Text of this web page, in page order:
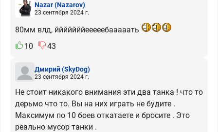
Nazar(Nazarov)
23 сентября 2024 г.
80мм влд, йййййййееееебааааать
10
43
Дмирий(SkyDog)
23 сентября 2024 г.
Не стоит никакого внимания эти два танка ! что то
дерьмо что то. Вы на них играть не будите .
Максимум по 10 боев откатаете и бросите . Это
реально мусор танки .